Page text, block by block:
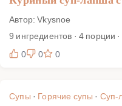
Автор: Vkysnoe
9 ингредиентов · 4 порции
0
0 0
Супы · Горячие супы · Суп-